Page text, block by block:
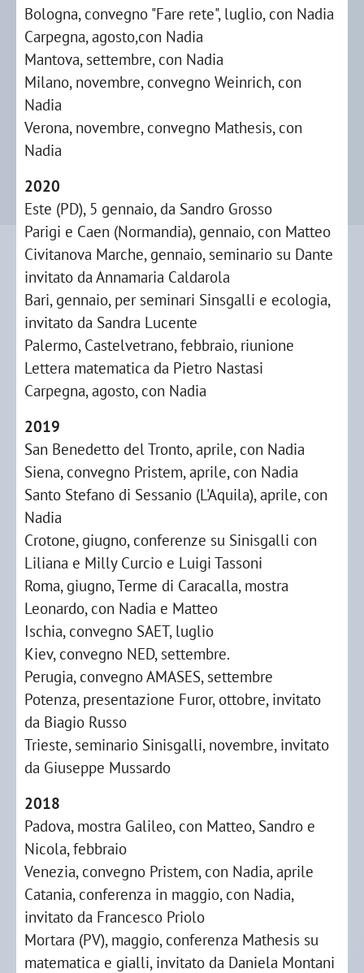
Bologna, convegno "Fare rete", luglio, con Nadia
Carpegna, agosto,con Nadia
Mantova, settembre, con Nadia
Milano, novembre, convegno Weinrich, con
Nadia
Verona, novembre, convegno Mathesis, con
Nadia
2020
Este (PD), 5 gennaio, da Sandro Grosso
Parigi e Caen (Normandia), gennaio, con Matteo
Civitanova Marche, gennaio, seminario su Dante
invitato da Annamaria Caldarola
Bari, gennaio, per seminari Sinsgalli e ecologia,
invitato da Sandra Lucente
Palermo, Castelvetrano, febbraio, riunione
Lettera matematica da Pietro Nastasi
Carpegna, agosto, con Nadia
2019
San Benedetto del Tronto, aprile, con Nadia
Siena, convegno Pristem, aprile, con Nadia
Santo Stefano di Sessanio (L'Aquila), aprile, con
Nadia
Crotone, giugno, conferenze su Sinisgalli con
Liliana e Milly Curcio e Luigi Tassoni
Roma, giugno, Terme di Caracalla, mostra
Leonardo, con Nadia e Matteo
Ischia, convegno SAET, luglio
Kiev, convegno NED, settembre.
Perugia, convegno AMASES, settembre
Potenza, presentazione Furor, ottobre, invitato
da Biagio Russo
Trieste, seminario Sinisgalli, novembre, invitato
da Giuseppe Mussardo
2018
Padova, mostra Galileo, con Matteo, Sandro e
Nicola, febbraio
Venezia, convegno Pristem, con Nadia, aprile
Catania, conferenza in maggio, con Nadia,
invitato da Francesco Priolo
Mortara (PV), maggio, conferenza Mathesis su
matematica e gialli, invitato da Daniela Montani